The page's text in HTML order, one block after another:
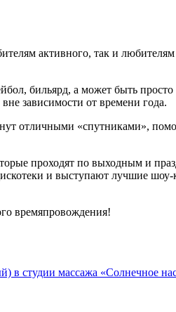
активного, так и
бильярд, а может быть просто
зависимости от времени года.
отличными «спутниками»,
проходят по выходным и
и выступают лучшие
времяпровождения!
студии массажа «Солнечное